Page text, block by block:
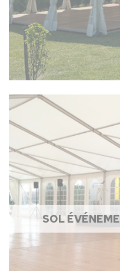
SOL